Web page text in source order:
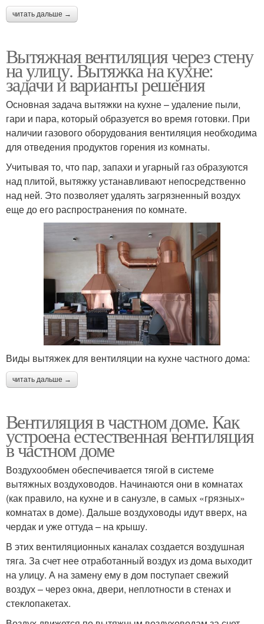
читать дальше →
Вытяжная вентиляция через стену
на улицу. Вытяжка на кухне:
задачи и варианты решения
Основная задача вытяжки на кухне – удаление пыли,
гари и пара, который образуется во время готовки. При
наличии газового оборудования вентиляция необходима
для отведения продуктов горения из комнаты.
Учитывая то, что пар, запахи и угарный газ образуются
над плитой, вытяжку устанавливают непосредственно
над ней. Это позволяет удалять загрязненный воздух
еще до его распространения по комнате.
Виды вытяжек для вентиляции на кухне частного дома:
читать дальше →
Вентиляция в частном доме. Как
устроена естественная вентиляция
в частном доме
Воздухообмен обеспечивается тягой в системе
вытяжных воздуховодов. Начинаются они в комнатах
(как правило, на кухне и в санузле, в самых «грязных»
комнатах в доме). Дальше воздуховоды идут вверх, на
чердак и уже оттуда – на крышу.
В этих вентиляционных каналах создается воздушная
тяга. За счет нее отработанный воздух из дома выходит
на улицу. А на замену ему в дом поступает свежий
воздух – через окна, двери, неплотности в стенах и
стеклопакетах.